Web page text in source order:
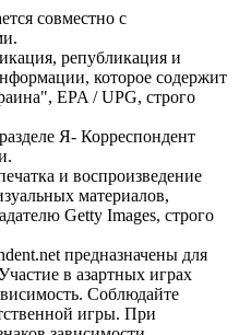
совместно с
републикация и
которое содержит
EPA / UPG, строго
Я- Корреспондент
и воспроизведение
материалов,
Getty Images, строго
предназначены для
в азартных играх
Соблюдайте
игры. При